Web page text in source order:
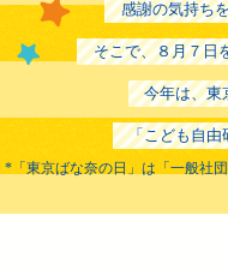
感謝の気持ち
そこで、８月７日
今年は、東
「こども自由
*「東京ばな奈の日」は「一般社